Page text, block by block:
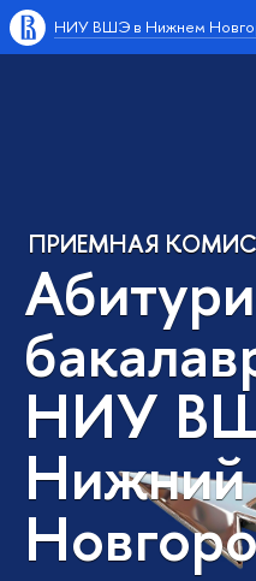
НИУ ВШЭ в Нижнем
ПРИЕМНАЯ
НИУ
Нижний